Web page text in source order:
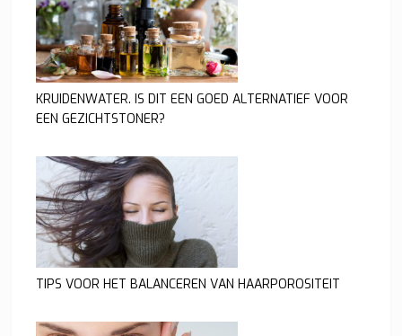
KRUIDENWATER. IS DIT EEN GOED ALTERNATIEF VOOR
EEN GEZICHTSTONER?
TIPS VOOR HET BALANCEREN VAN HAARPOROSITEIT